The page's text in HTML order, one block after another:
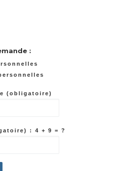
:
(obligatoire)
: 4 + 9 = ?